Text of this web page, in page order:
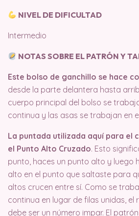
NIVEL DE DIFICULTAD
Intermedio
NOTAS SOBRE EL PATRÓN Y
Este bolso de ganchillo se hace
desde la parte delantera hasta
cuerpo principal del bolso se
continua y las asas se trabajan en
La puntada utilizada aquí para el
el Punto Alto Cruzado. Esto
punto, haces un punto alto y luego
alto en el punto que saltaste para
altos crucen entre sí. Como se
continua en lugar de filas unidas, el
debe ser un número impar. El